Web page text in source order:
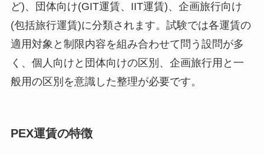
ど)、団体向け(GIT運賃、IIT運賃)、企画旅行向け
(包括旅行運賃)に分類されます。試験では各運賃の
適用対象と制限内容を組み合わせて問う設問が多
く、個人向けと団体向けの区別、企画旅行用と一
般用の区別を意識した整理が必要です。
PEX運賃の特徴